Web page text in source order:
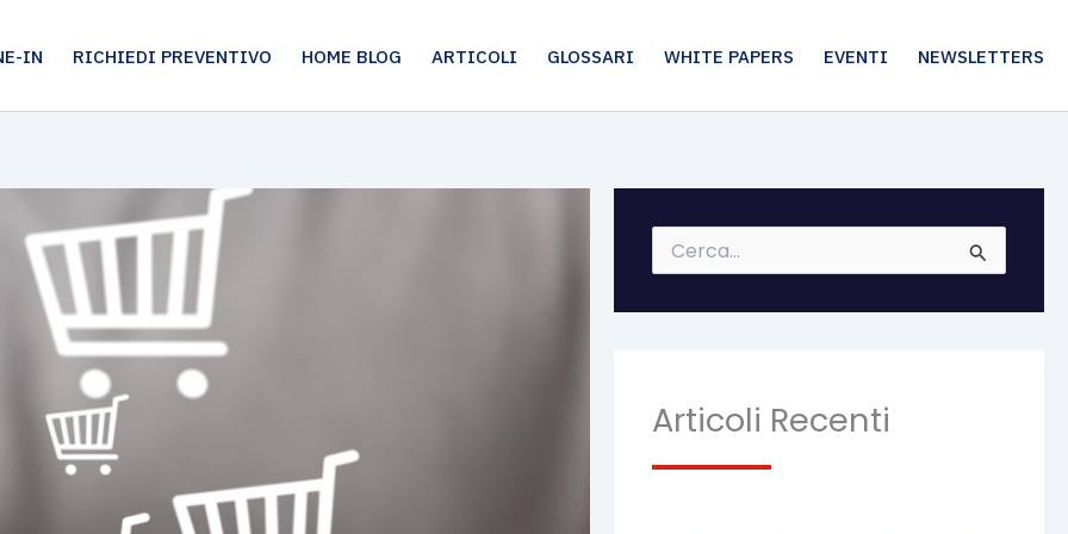
IN RICHIEDI PREVENTIVO HOME BLOG ARTICOLI GLOSSARI WHITE PAPERS EVENTI NEWSLETTERS
c
Articoli Recenti